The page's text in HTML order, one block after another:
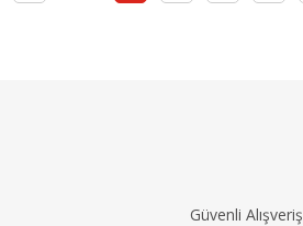
Güvenli Alışveriş